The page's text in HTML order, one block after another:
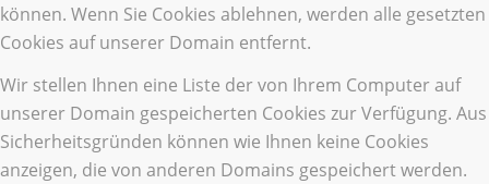
können. Wenn Sie Cookies ablehnen, werden alle gesetzten
Cookies auf unserer Domain entfernt.
Wir stellen Ihnen eine Liste der von Ihrem Computer auf
unserer Domain gespeicherten Cookies zur Verfügung. Aus
Sicherheitsgründen können wie Ihnen keine Cookies
anzeigen, die von anderen Domains gespeichert werden.